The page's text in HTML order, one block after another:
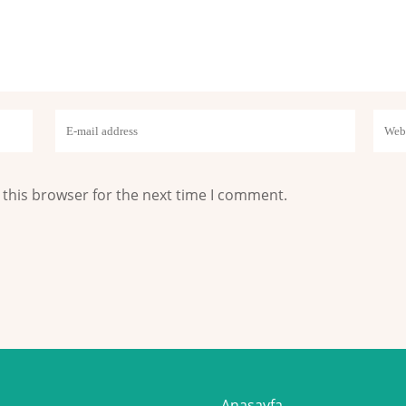
browser for the next time I comment.